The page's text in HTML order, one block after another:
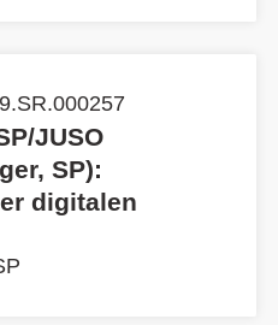
JUSO
SP):
digitalen